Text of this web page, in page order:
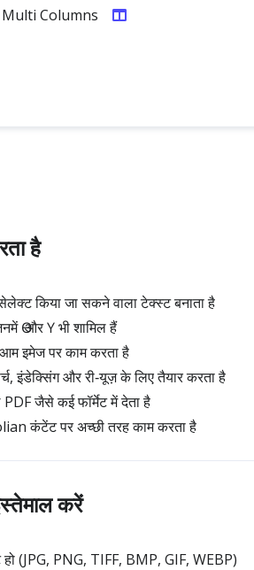
Columns
है
किया जा सकने वाला टेक्स्ट बनाता है
Ө और Ү भी शामिल हैं
इमेज पर काम करता है
इंडेक्सिंग और री‑यूज़ के लिए तैयार करता है
जैसे कई फॉर्मेट में देता है
कंटेंट पर अच्छी तरह काम करता है
करें
(JPG, PNG, TIFF, BMP, GIF, WEBP)